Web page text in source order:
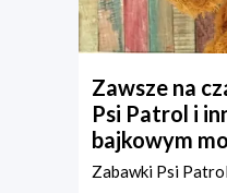
Zawsze na
Psi Patrol i
bajkowym
Zabawki Psi